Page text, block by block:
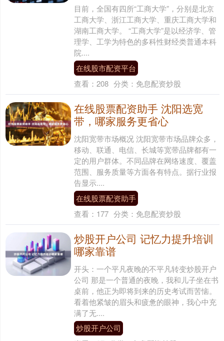
目前，全国有四所“工商大学”，分别是北京
工商大学、浙江工商大学、重庆工商大学和
湖南工商大学。 “工商大学”是以经济学、管
理学、工学为特色的多科性财经类普通本科
院....
在线股市配资平台
查看： 208 分类： 免息配资炒股
在线股票配资助手 沈阳选宽
带，哪家服务更省心
沈阳宽带市场概况 沈阳宽带市场品牌众多，
移动、联通、电信、长城等宽带品牌都有一
定的用户群体。不同品牌在网络速度、覆盖
范围、服务质量等方面各有特点。据行业报
告显示....
在线股票配资助手
查看： 177 分类： 免息配资炒股
炒股开户公司 记忆力提升培训
哪家靠谱
开头：一个平凡夜晚的不平凡转变炒股开户
公司 那是一个普通的夜晚，我和儿子坐在书
桌前，他正为即将到来的历史考试而苦恼。
看着他紧皱的眉头和疲惫的眼神，我心中充
满了无....
炒股开户公司